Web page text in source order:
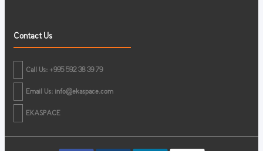
Contact Us
Call Us: +995 592 38 39 79
Email Us: info@ekaspace.com
EKASPACE